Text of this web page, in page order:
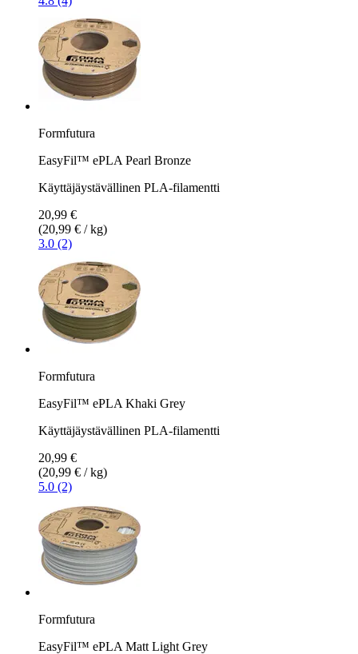
Formfutura
EasyFil™ ePLA Pearl Bronze
Käyttäjäystävällinen PLA-filamentti
20,99 €
(20,99 € / kg)
3.0 (2)
Formfutura
EasyFil™ ePLA Khaki Grey
Käyttäjäystävällinen PLA-filamentti
20,99 €
(20,99 € / kg)
5.0 (2)
Formfutura
EasyFil™ ePLA Matt Light Grey